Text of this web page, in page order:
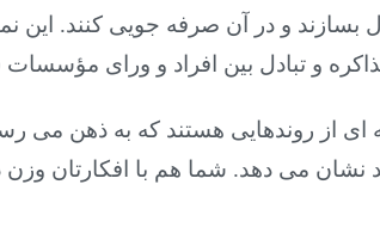
و در آن صرفه جویی کنند. این
و تبادل بین افراد و ورای
ای از روندهایی هستند که به ذهن می